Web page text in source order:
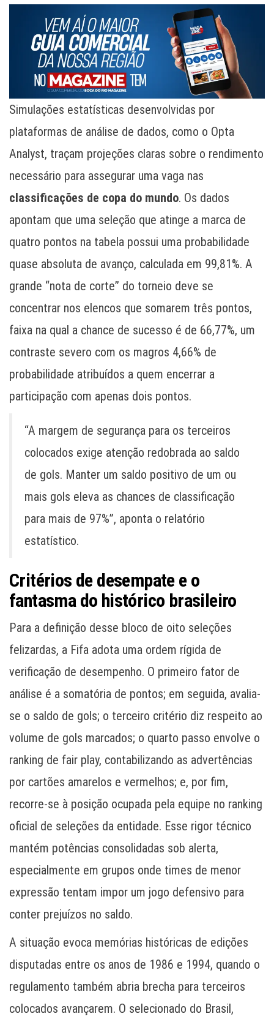
Simulações estatísticas desenvolvidas por
plataformas de análise de dados, como o Opta
Analyst, traçam projeções claras sobre o rendimento
necessário para assegurar uma vaga nas
classificações de copa do mundo. Os dados
apontam que uma seleção que atinge a marca de
quatro pontos na tabela possui uma probabilidade
quase absoluta de avanço, calculada em 99,81%. A
grande “nota de corte” do torneio deve se
concentrar nos elencos que somarem três pontos,
faixa na qual a chance de sucesso é de 66,77%, um
contraste severo com os magros 4,66% de
probabilidade atribuídos a quem encerrar a
participação com apenas dois pontos.
“A margem de segurança para os terceiros
colocados exige atenção redobrada ao saldo
de gols. Manter um saldo positivo de um ou
mais gols eleva as chances de classificação
para mais de 97%”, aponta o relatório
estatístico.
Critérios de desempate e o
fantasma do histórico brasileiro
Para a definição desse bloco de oito seleções
felizardas, a Fifa adota uma ordem rígida de
verificação de desempenho. O primeiro fator de
análise é a somatória de pontos; em seguida, avalia-
se o saldo de gols; o terceiro critério diz respeito ao
volume de gols marcados; o quarto passo envolve o
ranking de fair play, contabilizando as advertências
por cartões amarelos e vermelhos; e, por fim,
recorre-se à posição ocupada pela equipe no ranking
oficial de seleções da entidade. Esse rigor técnico
mantém potências consolidadas sob alerta,
especialmente em grupos onde times de menor
expressão tentam impor um jogo defensivo para
conter prejuízos no saldo.
A situação evoca memórias históricas de edições
disputadas entre os anos de 1986 e 1994, quando o
regulamento também abria brecha para terceiros
colocados avançarem. O selecionado do Brasil,